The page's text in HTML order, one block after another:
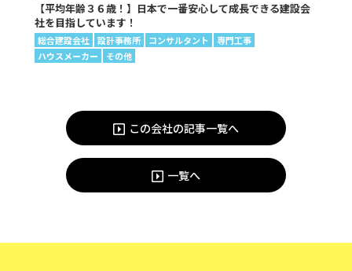
【平均年齢３６歳！】日本で一番安心して成長できる建設会
社を目指しています！
総合建設会社 設計事務所 コンサルタント
専門工事
ハウスメーカー
その他
この会社の記事一覧へ
一覧へ